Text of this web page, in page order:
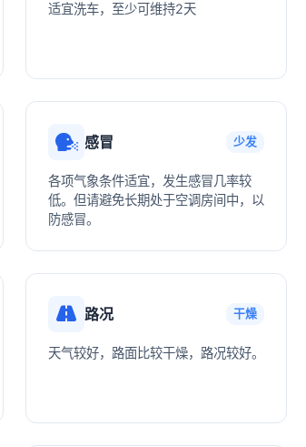
适宜洗车，至少可维持2天
感冒 少发
各项气象条件适宜，发生感冒几率较
低。但请避免长期处于空调房间中，以
防感冒。
路况 干燥
天气较好，路面比较干燥，路况较好。